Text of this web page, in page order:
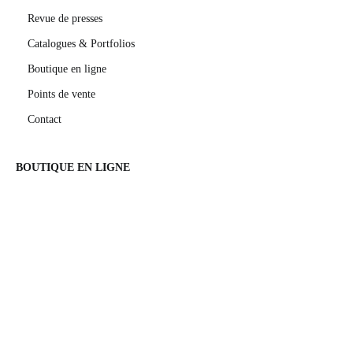
Revue de presses
Catalogues & Portfolios
Boutique en ligne
Points de vente
Contact
BOUTIQUE EN LIGNE